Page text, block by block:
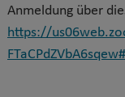
Anmeldung über
https://